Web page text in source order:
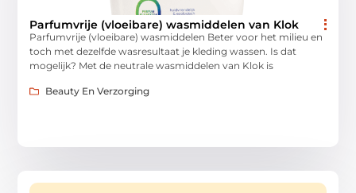
Parfumvrije (vloeibare) wasmiddelen van Klok
Parfumvrije (vloeibare) wasmiddelen Beter voor het milieu en
toch met dezelfde wasresultaat je kleding wassen. Is dat
mogelijk? Met de neutrale wasmiddelen van Klok is
Beauty En Verzorging